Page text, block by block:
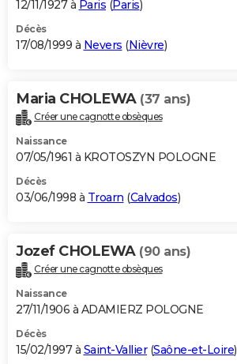
12/11/1927 à Paris (Paris)
Décès
17/08/1999 à Nevers (Nièvre)
Maria CHOLEWA (37 ans)
Créer une cagnotte obsèques
Naissance
07/05/1961 à KROTOSZYN POLOGNE
Décès
03/06/1998 à Troarn (Calvados)
Jozef CHOLEWA (90 ans)
Créer une cagnotte obsèques
Naissance
27/11/1906 à ADAMIERZ POLOGNE
Décès
15/02/1997 à Saint-Vallier(Saône-et-Loire)